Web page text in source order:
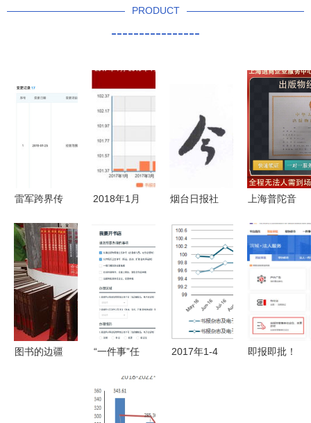
PRODUCT
----------------
雷军跨界传
山有意进军
餐饮业与电
子出版零售
2018年1月
出版物价格
同比上涨
2.3% 市场
趋势与消费
洞察
烟台日报社
查”协助图
书出版的背
后逻辑
上海普陀音
刊零售业务
设立的必备
条件解析
图书的边疆
“一件事”任
打造政务服
务“一件事
2017年1-4
即报即批！